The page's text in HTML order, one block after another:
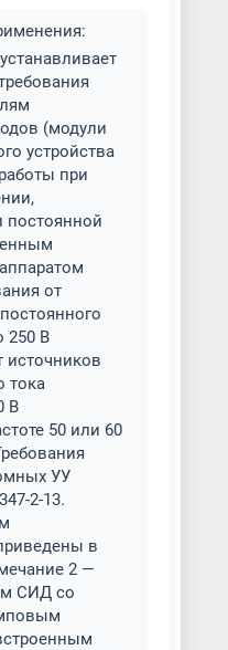
(модули
устройства
при
постоянной
от
250 В
источников
тока
В
50 или 60
УУ
2-13.
в
2 —
СИД со